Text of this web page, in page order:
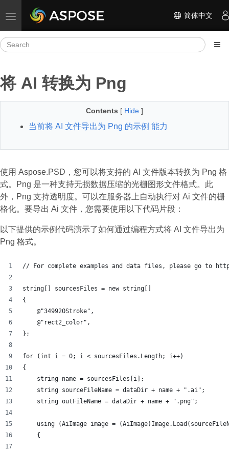
Toggle navigation 简体中文
将 AI 转换为 Png
Contents [ Hide ]
当前将 AI 文件导出为 Png 的示例 能力
使用 Aspose.PSD，您可以将支持的 AI 文件版本转换为 Png 格
式。Png 是一种支持无损数据压缩的光栅图形文件格式。此
外，Png 支持透明度。可以在服务器上自动执行对 Ai 文件的栅
格化。要导出 Ai 文件，您需要使用以下代码片段：
以下提供的示例代码演示了如何通过编程方式将 AI 文件导出为
Png 格式。
// For complete examples and data files, please go to
string[] sourcesFiles = new string[]
{
    @"34992OStroke",
    @"rect2_color",
};
for (int i = 0; i < sourcesFiles.Length; i++)
{
    string name = sourcesFiles[i];
    string sourceFileName = dataDir + name + ".ai";
    string outFileName = dataDir + name + ".png";
using (AiImage image =
    {